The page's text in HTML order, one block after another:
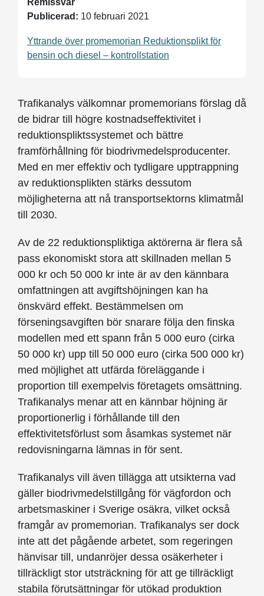
Remissvar
Publicerad: 10 februari 2021
Yttrande över promemorian Reduktionsplikt för
bensin och diesel – kontrollstation
Trafikanalys välkomnar promemorians förslag då
de bidrar till högre kostnadseffektivitet i
reduktionspliktssystemet och bättre
framförhållning för biodrivmedelsproducenter.
Med en mer effektiv och tydligare upptrappning
av reduktionsplikten stärks dessutom
möjligheterna att nå transportsektorns klimatmål
till 2030.
Av de 22 reduktionspliktiga aktörerna är flera så
pass ekonomiskt stora att skillnaden mellan 5
000 kr och 50 000 kr inte är av den kännbara
omfattningen att avgiftshöjningen kan ha
önskvärd effekt. Bestämmelsen om
förseningsavgiften bör snarare följa den finska
modellen med ett spann från 5 000 euro (cirka
50 000 kr) upp till 50 000 euro (cirka 500 000 kr)
med möjlighet att utfärda föreläggande i
proportion till exempelvis företagets omsättning.
Trafikanalys menar att en kännbar höjning är
proportionerlig i förhållande till den
effektivitetsförlust som åsamkas systemet när
redovisningarna lämnas in för sent.
Trafikanalys vill även tillägga att utsikterna vad
gäller biodrivmedelstillgång för vägfordon och
arbetsmaskiner i Sverige osäkra, vilket också
framgår av promemorian. Trafikanalys ser dock
inte att det pågående arbetet, som regeringen
hänvisar till, undanröjer dessa osäkerheter i
tillräckligt stor utsträckning för att ge tillräckligt
stabila förutsättningar för utökad produktion